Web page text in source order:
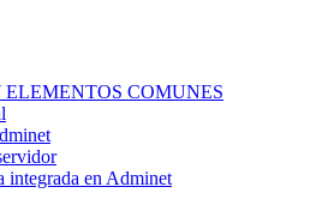
COMUNES
integrada en Adminet